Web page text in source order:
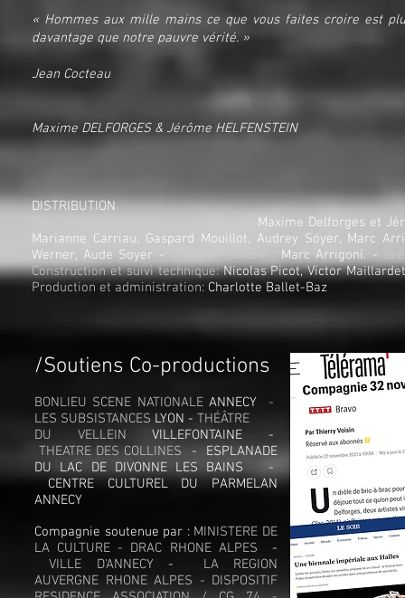
« Hommes aux mille mains ce que vous faites croire est
davantage que notre pauvre vérité. »
Jean Cocteau
Maxime DELFORGES & Jérôme HELFENSTEIN
/Soutiens Co-productions
BONLIEU SCENE NATIONALEANNECY
-
LES SUBSISTANCES LYON - THÉÂTRE
DU VELLEIN VILLEFONTAINE -
THEATRE DES COLLINES
- ESPLANADE
DU LAC DE DIVONNE LES BAINS -
CENTRE CULTUREL DU PARMELAN
ANNECY
Compagnie soutenue par : MINISTERE DE
LA CULTURE - DRAC RHONE ALPES -
VILLE D'ANNECY - LA
REGION
AUVERGNE RHONE ALPES - DISPOSITIF
DISTRIBUTION
Maxime Delforges et
Marianne Carriau, Gaspard Mouillot, Audrey Soyer, Marc
Werner, Aude Soyer -
Marc Arrigoni. -
Construction et suivi technique:Nicolas Picot, Victor
Production et administration: Charlotte Ballet-Baz